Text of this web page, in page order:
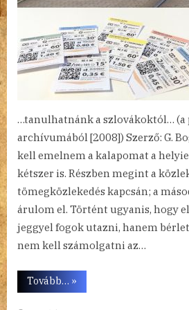
…tanulhatnánk a szlovákoktól…
archívumából [2008]) Szerző: G.
kell emelnem a kalapomat a
kétszer is. Részben megint a
tömegközlekedés kapcsán; a
árulom el. Történt ugyanis, hogy
jeggyel fogok utazni, hanem
nem kell számolgatni az…
Tovább… “Pozsonyi
papiruszok
»